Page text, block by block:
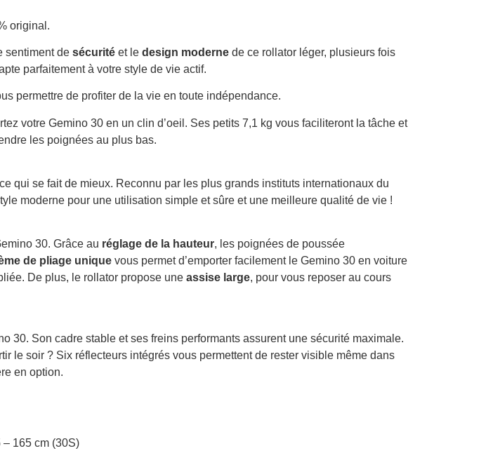
original.
sentiment de sécurité et le design moderne de ce rollator léger, plusieurs fois
parfaitement à votre style de vie actif.
permettre de profiter de la vie en toute indépendance.
votre Gemino 30 en un clin d’oeil. Ses petits 7,1 kg vous faciliteront la tâche et
les poignées au plus bas.
qui se fait de mieux. Reconnu par les plus grands instituts internationaux du
moderne pour une utilisation simple et sûre et une meilleure qualité de vie !
30. Grâce au réglage de la hauteur, les poignées de poussée
de pliage unique vous permet d’emporter facilement le Gemino 30 en voiture
De plus, le rollator propose une assise large, pour vous reposer au cours
30. Son cadre stable et ses freins performants assurent une sécurité maximale.
le soir ? Six réflecteurs intégrés vous permettent de rester visible même dans
en option.
– 165 cm (30S)